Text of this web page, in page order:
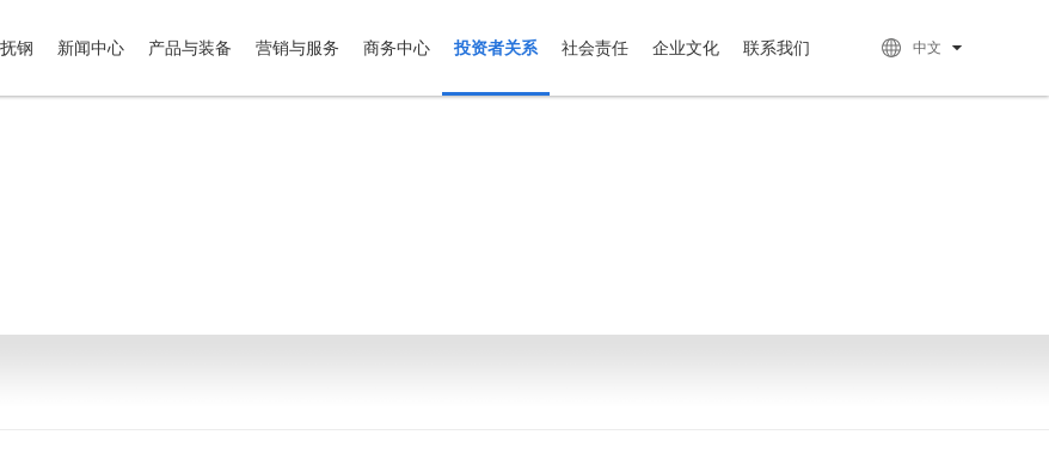
钢 新闻中心 产品与装备 营销与服务 商务中心 投资者关系 社会责任 企业文化 联系我们 中文